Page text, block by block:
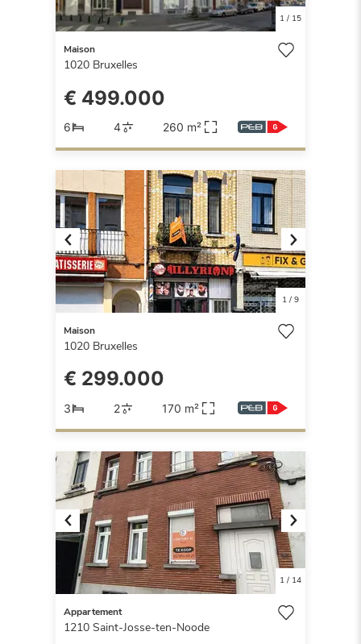
1/ 15
Maison
1020 Bruxelles
€ 499.000
6 4 260 m²
Previous Next
1/ 9
Maison
1020 Bruxelles
€ 299.000
3 2 170 m²
Previous Next
1/ 14
Appartement
1210 Saint-Josse-ten-Noode